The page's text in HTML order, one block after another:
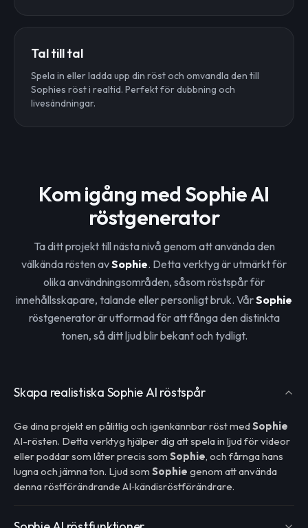
Tal till tal
Spela in eller ladda upp din röst och omvandla den till
Sophies röst i realtid. Perfekt för dubbning och
livesändningar.
Kom igång med Sophie AI
röstgenerator
Ta ditt projekt till nästa nivå genom att använda den
välkända rösten avSophie. Detta verktyg är utmärkt för
olika användningsområden, såsom röstspår för
innehållsskapare, talande eller personligt bruk. VårSophie
röstgenerator är utformad för att fånga den distinkta
tonen, så ditt ljud blir bekant och tydligt.
Skapa realistiska Sophie AI röstspår
Ge dina projekt en pålitlig och igenkännbar röst medSophie
AI-rösten. Detta verktyg hjälper dig att spela in ljud för videor
eller poddar som låter precis som Sophie, och fårnga hans
lugna och jämna ton. Ljud som Sophie genom att använda
denna röstförändrande AI‑kändisröstförändrare.